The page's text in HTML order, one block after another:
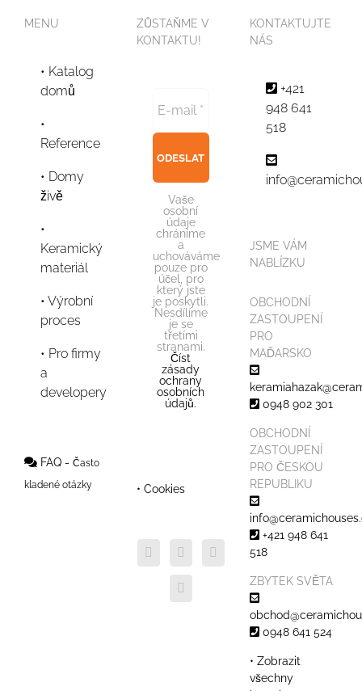
MENU
Katalog
domů
Reference
Domy
živě
Keramický
materiál
Výrobní
proces
Pro firmy
a
developery
FAQ - Často
kladené otázky
ZŮSTAŇME V
KONTAKTU!
Vaše
osobní
údaje
chráníme
a
uchováváme
pouze pro
účel, pro
který jste
je poskytli.
Nesdílíme
je se
třetími
stranami.
Číst
zásady
ochrany
osobních
údajů.
• Cookies
KONTAKTUJTE
NÁS
+421
948 641
518
JSME VÁM
NABLÍZKU
OBCHODNÍ
ZASTOUPENÍ
PRO
MAĎARSKO
0948 902 301
OBCHODNÍ
ZASTOUPENÍ
PRO ČESKOU
REPUBLIKU
+421 948 641
518
ZBYTEK SVĚTA
0948 641 524
• Zobrazit
všechny